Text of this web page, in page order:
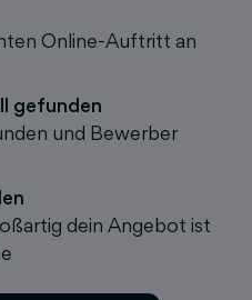
Online-Auftritt an
gefunden
und Bewerber
dein Angebot ist